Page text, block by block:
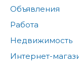
Объявления
Работа
Недвижимость
Интернет-